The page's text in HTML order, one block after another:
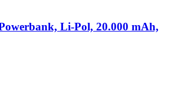
Li-Pol, 20.000 mAh,